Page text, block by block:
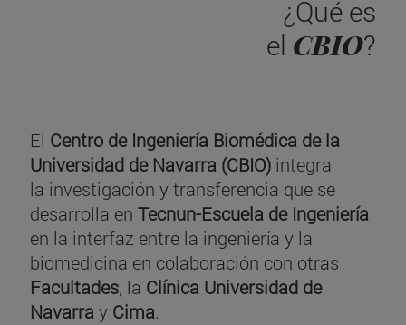
¿Qué es
el CBIO?
El Centro de Ingeniería Biomédica de la
Universidad de Navarra (CBIO) integra
la investigación y transferencia que se
desarrolla en Tecnun-Escuela de Ingeniería
en la interfaz entre la ingeniería y la
biomedicina en colaboración con otras
Facultades, la Clínica Universidad de
Navarra y Cima.